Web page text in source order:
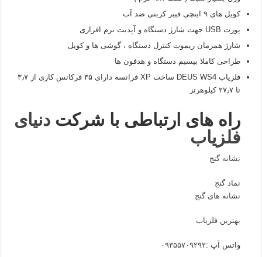
کویل های ۹ اینچی فیبر کربنی ضد آب
پورت USB جهت شارژ دستگاه و آپدیت نرم افزاری
شارژ همزمان ریموت کنترل دستگاه ، گوشی ها و کویل
طراحی کاملا بیسیم دستگاه و هدفون ها
فلزیاب DEUS WS4 ساخت XP فرانسه دارای ۳۵ فرکانس کاری از ۳٫۷
تا ۲۷٫۷ کیلوهرتز
راه های ارتباطی با شرکتدنیای
فلزیاب
نشانه گنج
نماد گنج
نشانه های گنج
بهترین فلزیاب
واتس آپ :۰۹۳۵۵۷۰۹۲۹۲